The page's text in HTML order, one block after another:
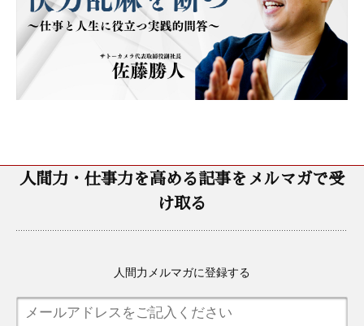
人間力・仕事力を高める記事をメルマガで受
け取る
人間力メルマガに登録する